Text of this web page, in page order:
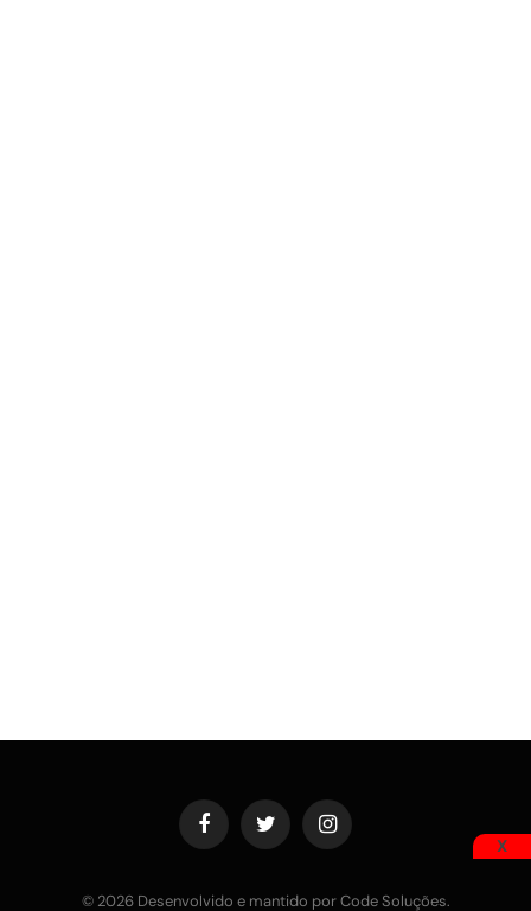
FacebookTwitter Instagram
© 2026 Desenvolvido e mantido por Code Soluções.
X